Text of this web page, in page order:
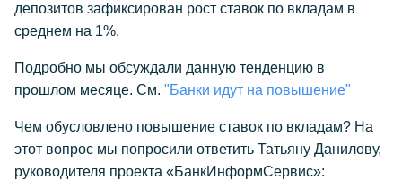
депозитов зафиксирован рост ставок по вкладам в
среднем на 1%.
Подробно мы обсуждали данную тенденцию в
прошлом месяце. См. "Банки идут на повышение"
Чем обусловлено повышение ставок по вкладам? На
этот вопрос мы попросили ответить Татьяну Данилову,
руководителя проекта «БанкИнформСервис»: